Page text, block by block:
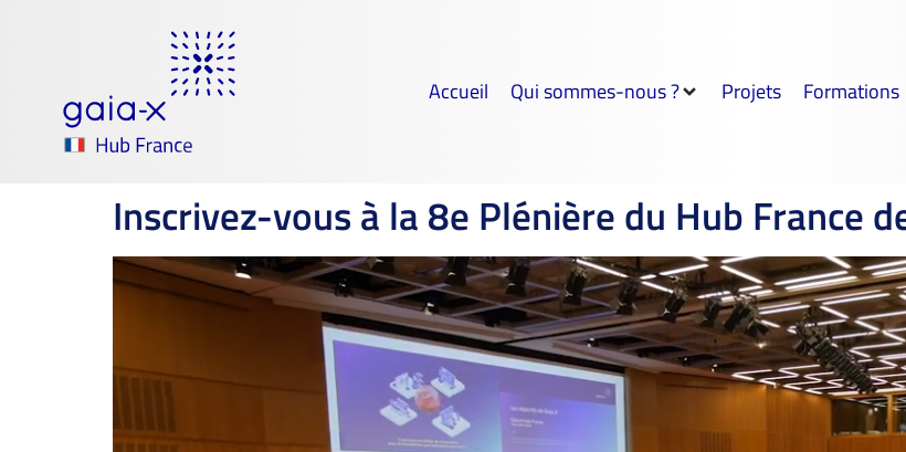
Accueil Qui sommes-nous ? Projets Formations
Inscrivez-vous à la 8e Plénière du Hub France